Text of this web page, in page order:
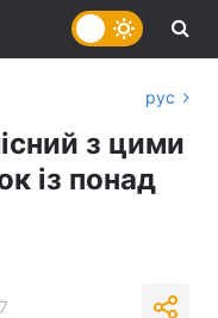
рус
з цими
із понад